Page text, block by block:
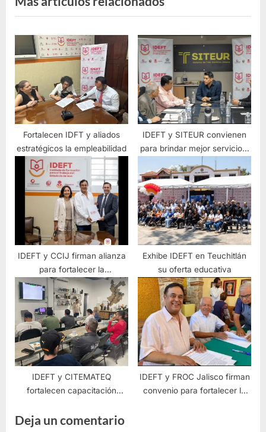
Fortalecen IDFT y aliados
estratégicos la empleabilidad
IDEFT y SITEUR convienen
para brindar mejor servicio a
usuarios del tren eléctrico y
SITRAN
IDEFT y CCIJ firman alianza
para fortalecer la
capacitación laboral en
Jalisco
Exhibe IDEFT en Teuchitlán
su oferta educativa
IDEFT y CITEMATEQ
fortalecen capacitación
IDEFT y FROC Jalisco firman
convenio para fortalecer la
Deja un comentario